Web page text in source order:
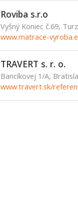
Roviba s.r.o
Vyšný Koniec č.69,
www.matrace-
TRAVERT s. r. o.
Bancíkovej 1/A,
www.travert.sk/